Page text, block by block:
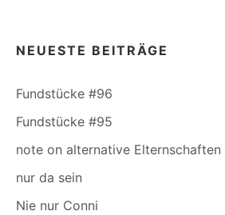
NEUESTE BEITRÄGE
Fundstücke #96
Fundstücke #95
note on alternative Elternschaften
nur da sein
Nie nur Conni